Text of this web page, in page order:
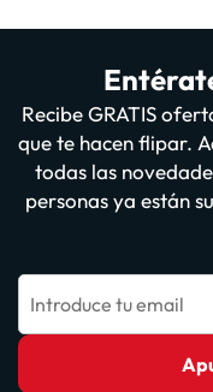
Recibe GRATIS
que te hacen flipar.
todas las
personas ya están
Introduce tu email